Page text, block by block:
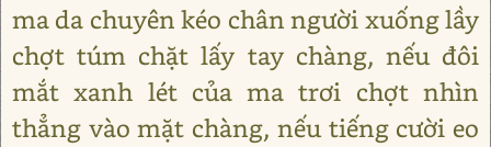
ma da chuyên kéo chân người xuống lầy
chợt túm chặt lấy tay chàng, nếu đôi
mắt xanh lét của ma trơi chợt nhìn
thẳng vào mặt chàng, nếu tiếng cười eo